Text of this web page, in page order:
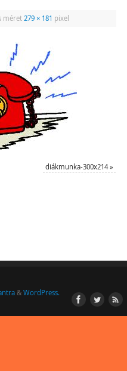
méret279 × 181 pixel
diákmunka-300x214»
& WordPress.